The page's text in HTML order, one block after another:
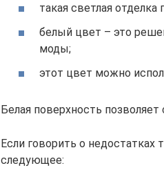
такая светлая
белый цвет – это
моды;
этот цвет можно
Белая поверхность
Если говорить о недостатках
следующее: